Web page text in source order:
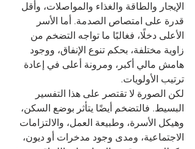
الإيجار والطاقة والغذاء والمواصلات، وأقل
قدرة على امتصاص الصدمة. أما الأسر
الأعلى دخلًا، فغالبًا ما تواجه التضخم من
زاوية مختلفة، بحكم تنوع الإنفاق، ووجود
هامش مالي أكبر، ومرونة أعلى في إعادة
ترتيب الأولويات.
لكن الصورة لا تقتصر على هذا التفسير
البسيط. فالتضخم أيضًا يتأثر بوضع السكن،
وهيكل الأسرة، وطبيعة العمل، والالتزامات
الاجتماعية، ومدى وجود مدخرات أو ديون،